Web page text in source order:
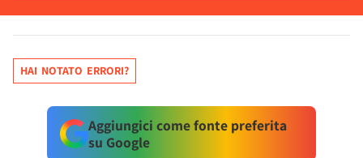
HAI NOTATO ERRORI?
Aggiungici come fonte preferita
su Google